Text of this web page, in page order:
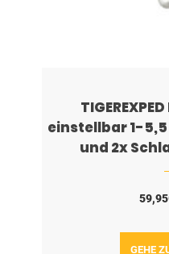
einstellbar 1-
und 2x
59,95
GEHE